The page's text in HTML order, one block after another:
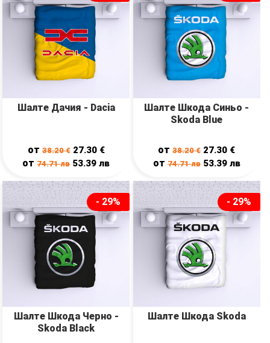
Шалте Дачия - Dacia
от38.20€ 27.30 €
от74.71лв 53.39лв
Шалте Шкода Синьо -
Skoda Blue
от38.20€ 27.30 €
от 74.71лв 53.39 лв
- 29%
Шалте Шкода Черно -
Skoda Black
- 29%
Шалте Шкода Skoda